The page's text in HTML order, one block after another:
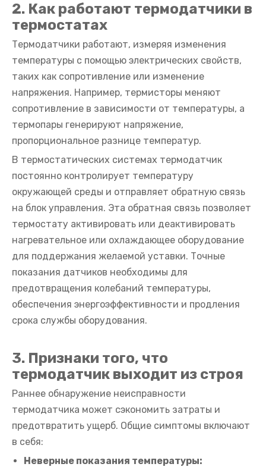
2. Как работают термодатчики в
термостатах
Термодатчики работают, измеряя изменения
температуры с помощью электрических свойств,
таких как сопротивление или изменение
напряжения. Например, термисторы меняют
сопротивление в зависимости от температуры, а
термопары генерируют напряжение,
пропорциональное разнице температур.
В термостатических системах термодатчик
постоянно контролирует температуру
окружающей среды и отправляет обратную связь
на блок управления. Эта обратная связь позволяет
термостату активировать или деактивировать
нагревательное или охлаждающее оборудование
для поддержания желаемой уставки. Точные
показания датчиков необходимы для
предотвращения колебаний температуры,
обеспечения энергоэффективности и продления
срока службы оборудования.
3. Признаки того, что
термодатчик выходит из строя
Раннее обнаружение неисправности
термодатчика может сэкономить затраты и
предотвратить ущерб. Общие симптомы включают
в себя:
Неверные показания температуры: